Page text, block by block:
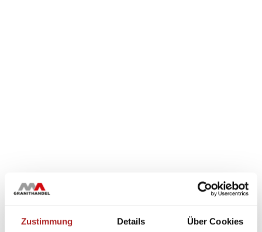
Zustimmung Details Über Cookies